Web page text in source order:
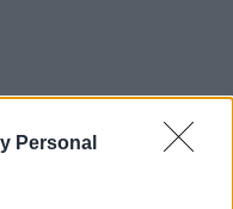
Personal